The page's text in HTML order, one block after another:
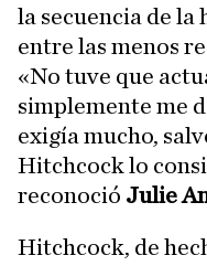
la secuencia de
entre las menos
«No tuve que
simplemente me
exigía mucho,
Hitchcock lo
reconoció Julie
Hitchcock, de